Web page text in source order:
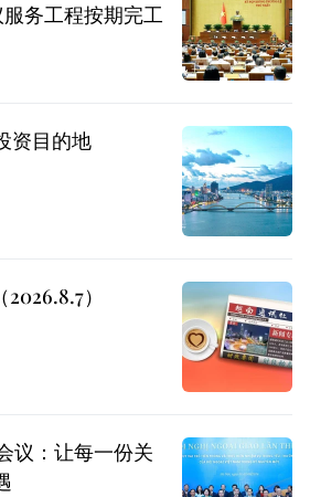
务工程按期完工
资目的地
）
议：让每一份关